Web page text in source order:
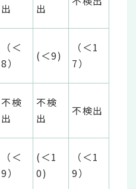
出
出
（＜
8）
(＜9)
（＜1
7）
不検
出
不検
出
不検出
（＜
9）
(＜1
0)
（＜1
9）